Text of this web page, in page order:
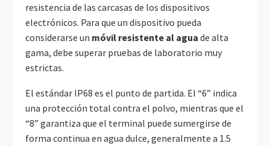
resistencia de las carcasas de los dispositivos
electrónicos. Para que un dispositivo pueda
considerarse un móvil resistente al agua de alta
gama, debe superar pruebas de laboratorio muy
estrictas.
El estándar IP68 es el punto de partida. El “6” indica
una protección total contra el polvo, mientras que el
“8” garantiza que el terminal puede sumergirse de
forma continua en agua dulce, generalmente a 1.5